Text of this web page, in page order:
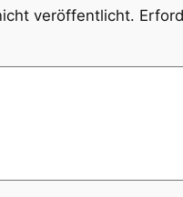
veröffentlicht.